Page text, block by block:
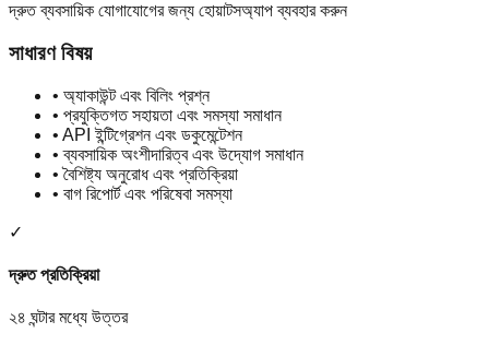
দ্রুত ব্যবসায়িক যোগাযোগের জন্য হোয়াটসঅ্যাপ ব্যবহার করুন
সাধারণ বিষয়
• অ্যাকাউন্ট এবং বিলিং প্রশ্ন
• প্রযুক্তিগত সহায়তা এবং সমস্যা সমাধান
• API ইন্টিগ্রেশন এবং ডকুমেন্টেশন
•ব্যবসায়িক অংশীদারিত্ব এবং উদ্যোগ সমাধান
•বৈশিষ্ট্য অনুরোধ এবং প্রতিক্রিয়া
• বাগ রিপোর্ট এবং পরিষেবা সমস্যা
✓
দ্রুত প্রতিক্রিয়া
২৪ ঘন্টার মধ্যে উত্তর